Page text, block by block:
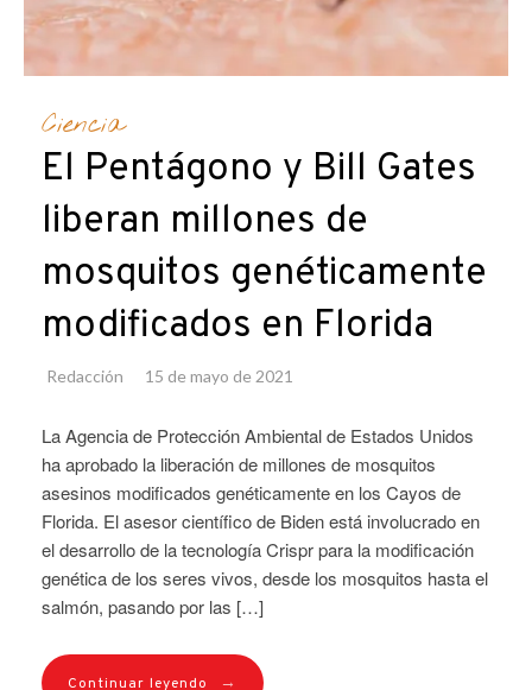
Ciencia
El Pentágono y Bill Gates
liberan millones de
mosquitos genéticamente
modificados en Florida
Redacción 15 de mayo de 2021
La Agencia de Protección Ambiental de Estados Unidos
ha aprobado la liberación de millones de mosquitos
asesinos modificados genéticamente en los Cayos de
Florida. El asesor científico de Biden está involucrado en
el desarrollo de la tecnología Crispr para la modificación
genética de los seres vivos, desde los mosquitos hasta el
salmón, pasando por las […]
Continuar leyendo →